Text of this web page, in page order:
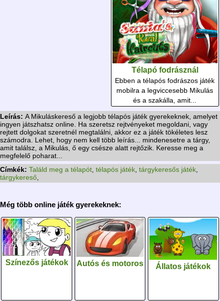
Télapó fodrásznál
Ebben a télapós fodrászos játék
mobilra a legviccesebb Mikulás
és a szakálla, amit...
Leírás: A Mikuláskereső a legjobb télapós játék gyerekeknek, amelyet
ingyen játszhatsz online. Ha szeretsz rejtvényeket megoldani, vagy
rejtett dolgokat szeretnél megtalálni, akkor ez a játék tökéletes lesz
számodra. Lehet, hogy nem kell több leírás... mindenesetre a tárgy,
amit találsz, a Mikulás, ő egy csésze alatt rejtőzik. Keresse meg a
megfelelő poharat...
Címkék: Találd meg a télapót télapós játék tárgykeresős játék
tárgykereső
Még több online játék gyerekeknek:
Színezős játékok Autós és motoros Állatos játékok